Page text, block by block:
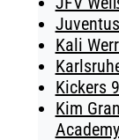
Kali
Kickers
Kim
Academy